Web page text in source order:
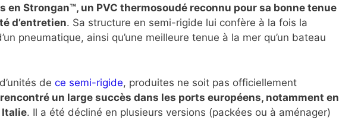
en Strongan™, un PVC thermosoudé reconnu pour sa bonne tenue
d’entretien. Sa structure en semi-rigide lui confère à la fois la
pneumatique, ainsi qu’une meilleure tenue à la mer qu’un bateau
de ce semi-rigide, produites ne soit pas officiellement
un large succès dans les ports européens, notamment en
Italie. Il a été décliné en plusieurs versions (packées ou à aménager)